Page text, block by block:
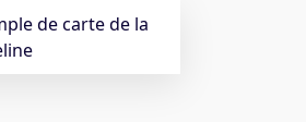
de carte de la